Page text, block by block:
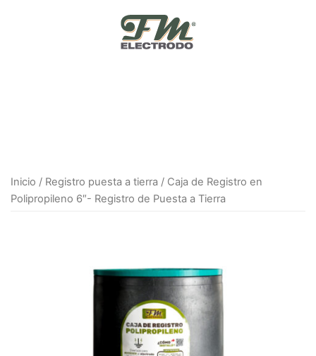
Inicio / Registro puesta a tierra / Caja de Registro en
Polipropileno 6″- Registro de Puesta a Tierra